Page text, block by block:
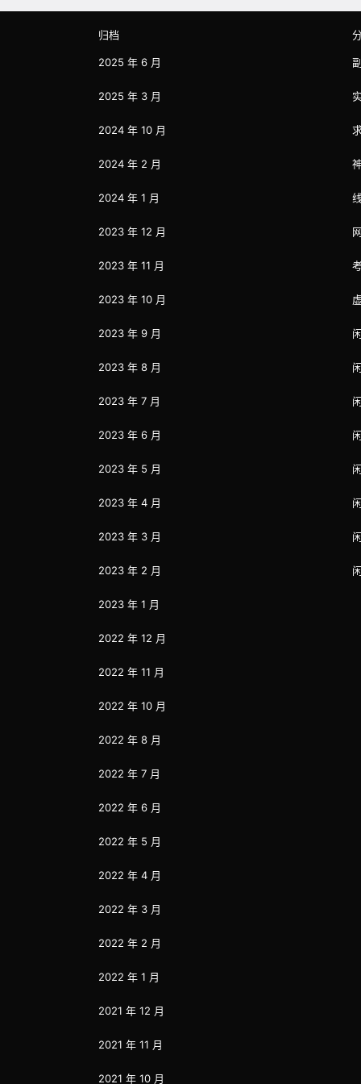
归档
2025 年 6 月
2025 年 3 月
2024 年 10 月
2024 年 2 月
2024 年 1 月
2023 年 12 月
2023 年 11 月
2023 年 10 月
2023 年 9 月
2023 年 8 月
2023 年 7 月
2023 年 6 月
2023 年 5 月
2023 年 4 月
2023 年 3 月
2023 年 2 月
2023 年 1 月
2022 年 12 月
2022 年 11 月
2022 年 10 月
2022 年 8 月
2022 年 7 月
2022 年 6 月
2022 年 5 月
2022 年 4 月
2022 年 3 月
2022 年 2 月
2022 年 1 月
2021 年 12 月
2021 年 11 月
2021 年 10 月